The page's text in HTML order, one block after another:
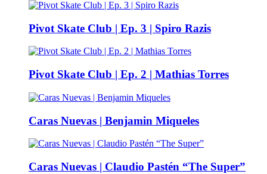
Pivot Skate Club | Ep. 3 | Spiro Razis
Pivot Skate Club | Ep. 2 | Mathias Torres
Caras Nuevas | Benjamin Miqueles
Caras Nuevas | Claudio Pastén “The Super”